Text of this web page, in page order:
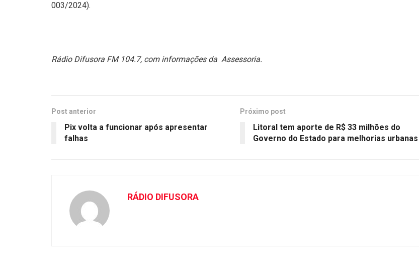
003/2024).
Rádio Difusora FM 104.7, com informações da Assessoria.
Post anterior
Pix volta a funcionar após apresentar
falhas
Próximo post
Litoral tem aporte de R$ 33 milhões do
Governo do Estado para melhorias urbanas
RÁDIO DIFUSORA